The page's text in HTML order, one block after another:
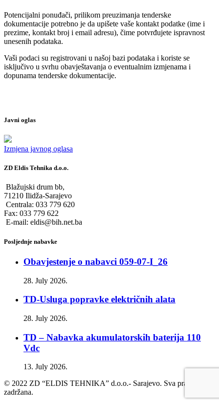
Potencijalni ponuđači, prilikom preuzimanja tenderske
dokumentacije potrebno je da upišete vaše kontakt podatke (ime i
prezime, kontakt broj i email adresu), čime potvrđujete ispravnost
unesenih podataka.
Vaši podaci su registrovani u našoj bazi podataka i koriste se
isključivo u svrhu obavještavanja o eventualnim izmjenama i
dopunama tenderske dokumentacije.
Javni oglas
Izmjena javnog oglasa
ZD Eldis Tehnika d.o.o.
Blažujski drum bb,
71210 Ilidža-Sarajevo
Centrala: 033 779 620
Fax: 033 779 622
E-mail: eldis@bih.net.ba
Posljednje nabavke
Obavjestenje o nabavci 059-07-I_26
28. July 2026.
TD-Usluga popravke električnih alata
28. July 2026.
TD – Nabavka akumulatorskih baterija 110
Vdc
13. July 2026.
© 2022 ZD “ELDIS TEHNIKA” d.o.o.- Sarajevo. Sva prava
zadržana.